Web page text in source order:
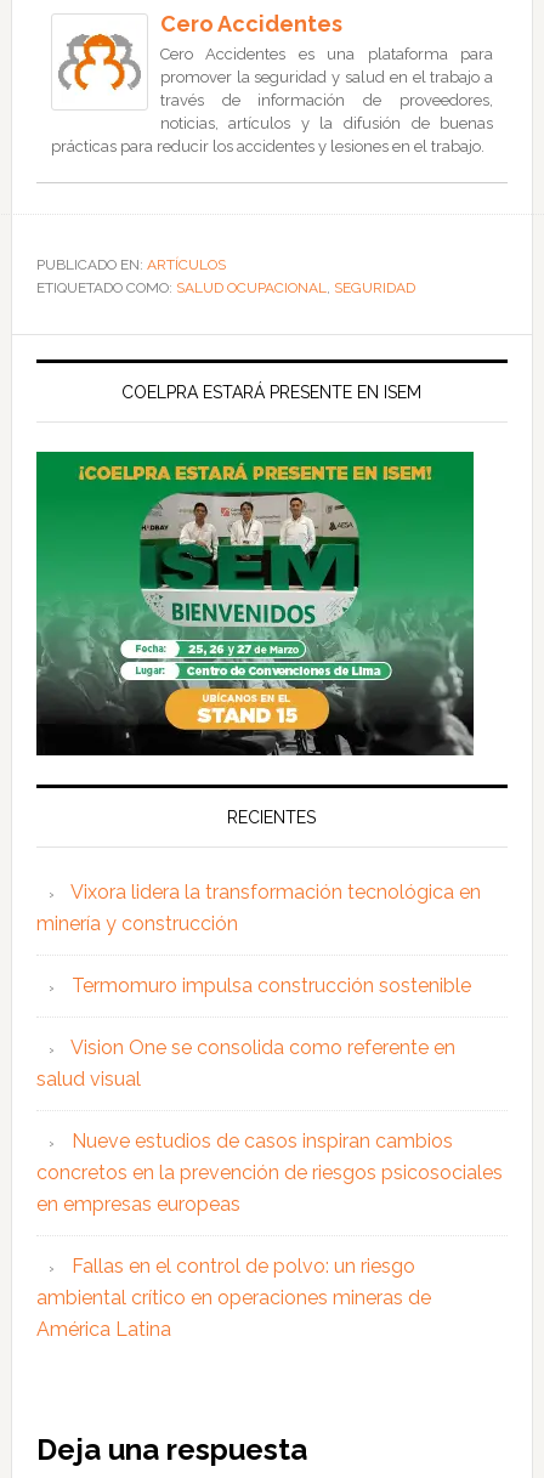
Cero Accidentes
Cero Accidentes es una plataforma para
promover la seguridad y salud en el trabajo a
través de información de proveedores,
noticias, artículos y la difusión de buenas
prácticas para reducir los accidentes y lesiones en el trabajo.
PUBLICADO EN: ARTÍCULOS
ETIQUETADO COMO: SALUD OCUPACIONAL, SEGURIDAD
COELPRA ESTARÁ PRESENTE EN ISEM
RECIENTES
Vixora lidera la transformación tecnológica en
minería y construcción
Termomuro impulsa construcción sostenible
Vision One se consolida como referente en
salud visual
Nueve estudios de casos inspiran cambios
concretos en la prevención de riesgos psicosociales
en empresas europeas
Fallas en el control de polvo: un riesgo
ambiental crítico en operaciones mineras de
América Latina
Interacciones
Deja una respuesta